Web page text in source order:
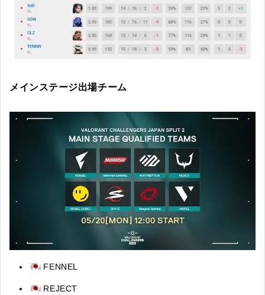
メインステージ出場チーム
FENNEL
REJECT